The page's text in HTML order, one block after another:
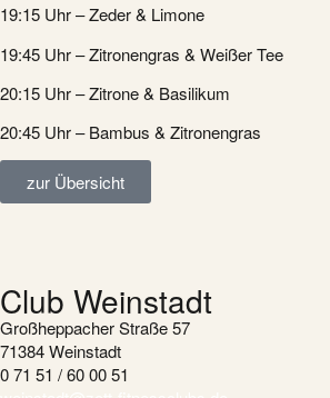
19:15 Uhr – Zeder & Limone
19:45 Uhr – Zitronengras & Weißer Tee
20:15 Uhr – Zitrone &
20:45 Uhr – Bambus & Zitronengras
zur Übersicht
Club Weinstadt
Großheppacher Straße 57
71384 Weinstadt
0 71 51 / 60 00 51